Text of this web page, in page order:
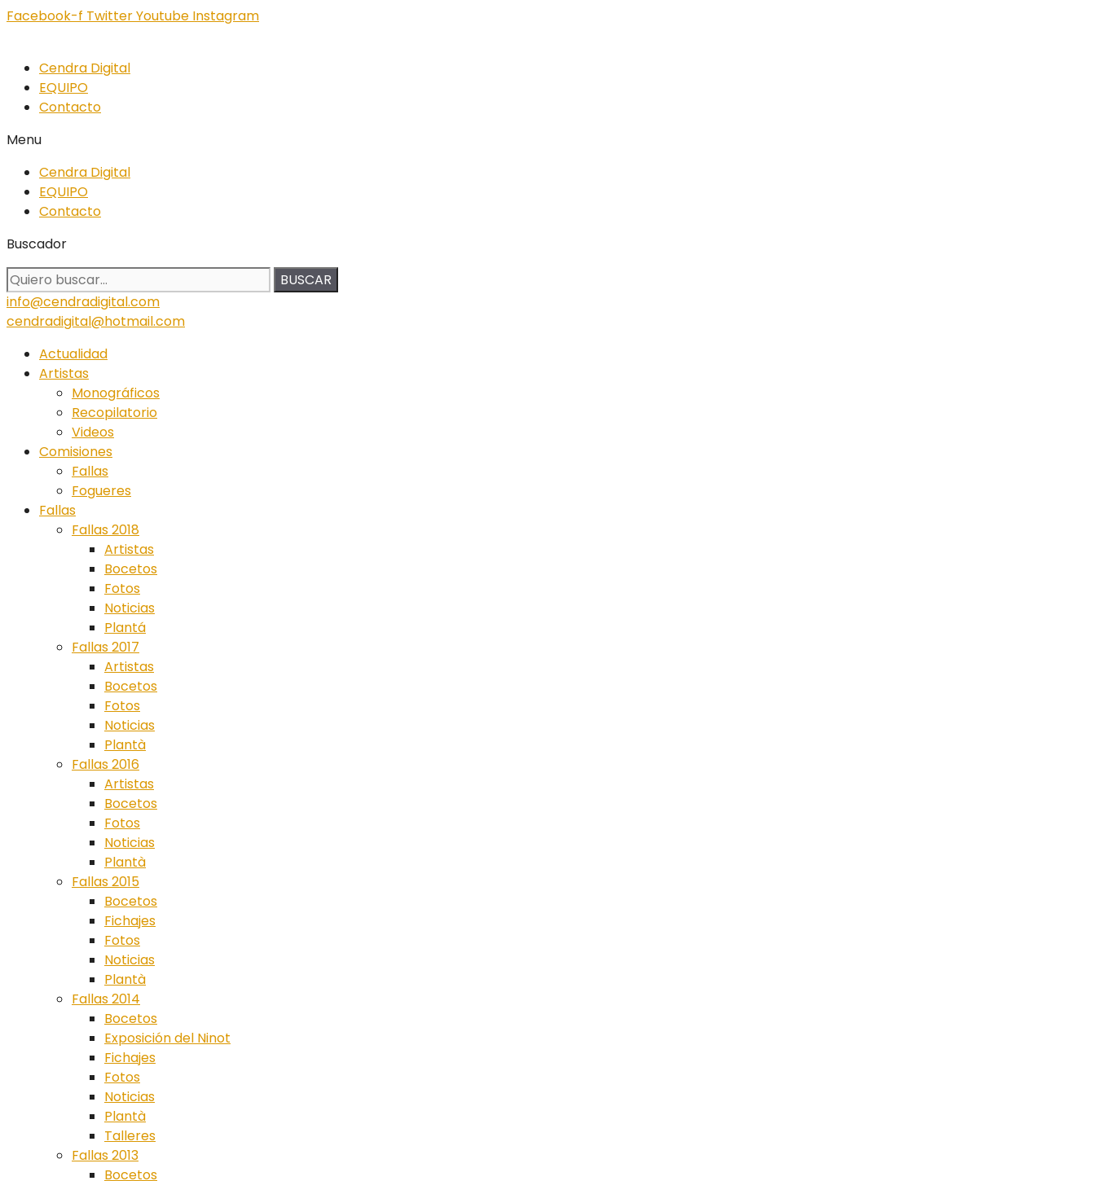
Facebook-f TwitterYoutube Instagram
Cendra Digital
EQUIPO
Contacto
Menu
Cendra Digital
EQUIPO
Contacto
Buscador
BUSCAR
info@cendradigital.com
cendradigital@hotmail.com
Actualidad
Artistas
Monográficos
Recopilatorio
Videos
Comisiones
Fallas
Fogueres
Fallas
Fallas 2018
Artistas
Bocetos
Fotos
Noticias
Plantá
Fallas 2017
Artistas
Bocetos
Fotos
Noticias
Plantà
Fallas 2016
Artistas
Bocetos
Fotos
Noticias
Plantà
Fallas 2015
Bocetos
Fichajes
Fotos
Noticias
Plantà
Fallas 2014
Bocetos
Exposición del Ninot
Fichajes
Fotos
Noticias
Plantà
Talleres
Fallas 2013
Bocetos